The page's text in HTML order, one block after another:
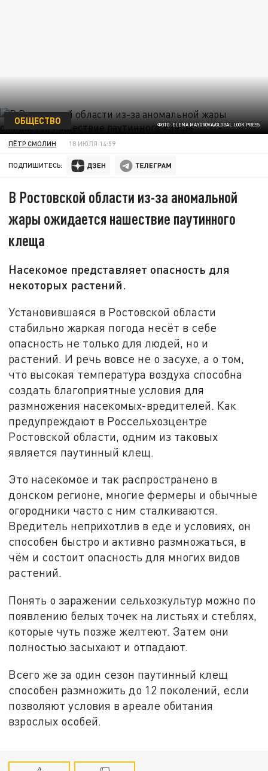
ФОТО: ELENA MAYOROVA/GLOBAL LOOK PRESS
ОБЩЕСТВО
ПЁТР СМОЛИН 18 ИЮЛЯ 14:59
ПОДПИШИТЕСЬ:
В Ростовской области из-за аномальной
жары ожидается нашествие паутинного
клеща
Насекомое представляет опасность для
некоторых растений.
Установившаяся в Ростовской области
стабильно жаркая погода несёт в себе
опасность не только для людей, но и
растений. И речь вовсе не о засухе, а о том,
что высокая температура воздуха способна
создать благоприятные условия для
размножения насекомых-вредителей. Как
предупреждают в Россельхозцентре
Ростовской области, одним из таковых
является паутинный клещ.
Это насекомое и так распространено в
донском регионе, многие фермеры и обычные
огородники часто с ним сталкиваются.
Вредитель неприхотлив в еде и условиях, он
способен быстро и активно размножаться, в
чём и состоит опасность для многих видов
растений.
Понять о заражении сельхозкультур можно по
появлению белых точек на листьях и стеблях,
которые чуть позже желтеют. Затем они
полностью засыхают и отпадают.
Всего же за один сезон паутинный клещ
способен размножить до 12 поколений, если
позволяют условия в ареале обитания
взрослых особей.